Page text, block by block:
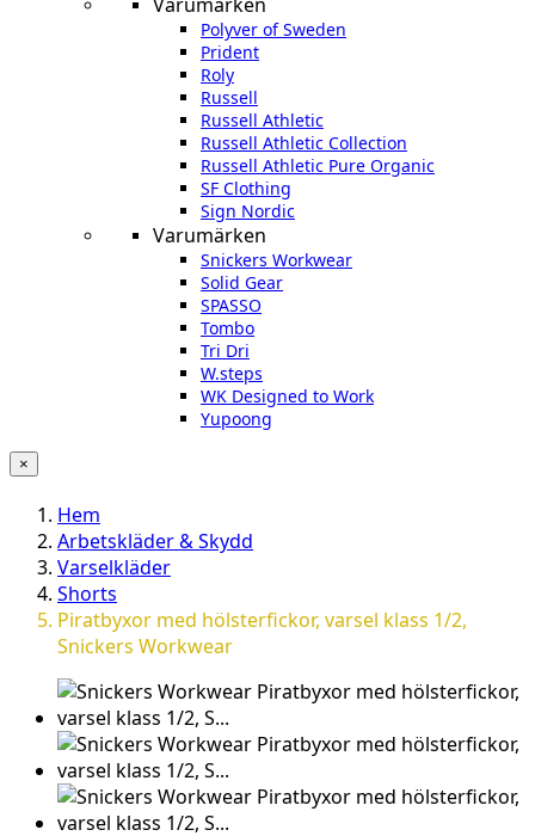
Polyver of Sweden
Prident
Roly
Russell
Russell Athletic
Russell Athletic Collection
Russell Athletic Pure Organic
SF Clothing
Sign Nordic
Varumärken
Snickers Workwear
Solid Gear
SPASSO
Tombo
Tri Dri
W.steps
WK Designed to Work
Yupoong
×
Hem
Arbetskläder & Skydd
Varselkläder
Shorts
Piratbyxor med hölsterfickor, varsel klass 1/2,
Snickers Workwear